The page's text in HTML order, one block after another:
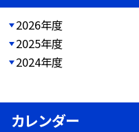
2026年度
2025年度
2024年度
カレンダー